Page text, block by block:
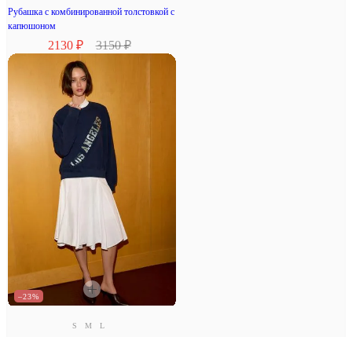
Рубашка с комбинированной толстовкой с
капюшоном
2130 ₽ 3150 ₽
–23%
S M L